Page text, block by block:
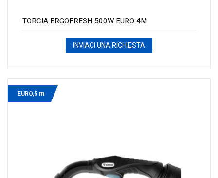
TORCIA ERGOFRESH 500W EURO 4M
INVIACI UNA RICHIESTA
EURO,5 m